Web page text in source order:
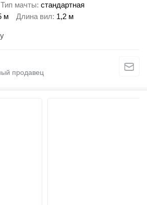
Тип мачты стандартная
м Длина вил 1,2 м